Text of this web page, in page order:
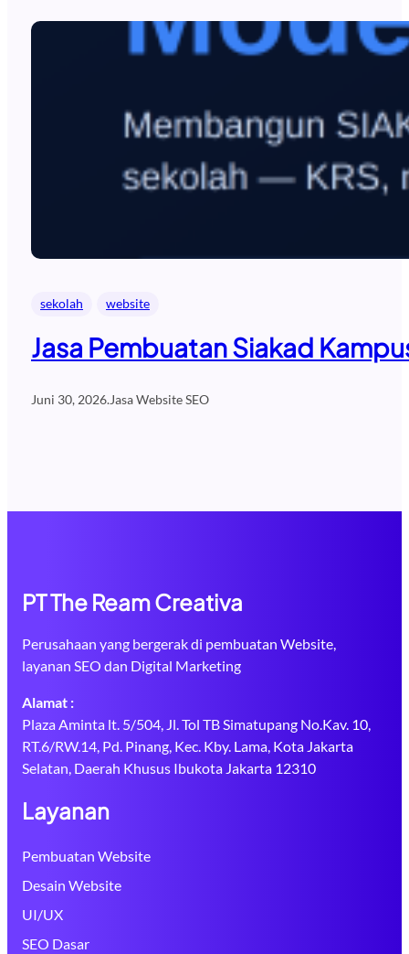
sekolah website
Jasa Pembuatan Siakad
Juni 30, 2026.Jasa Website SEO
PT The Ream Creativa
Perusahaan yang bergerak di pembuatan Website,
layanan SEO dan Digital Marketing
Alamat :
Plaza Aminta lt. 5/504, Jl. Tol TB Simatupang No.Kav. 10,
RT.6/RW.14, Pd. Pinang, Kec. Kby. Lama, Kota Jakarta
Selatan, Daerah Khusus Ibukota Jakarta 12310
Layanan
Pembuatan Website
Desain Website
UI/UX
SEO Dasar